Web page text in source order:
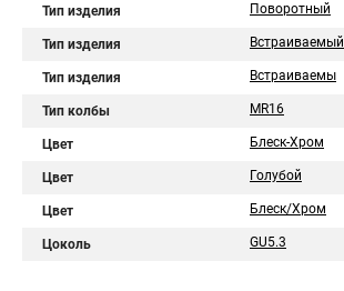
Тип изделия Поворотный
Тип изделия Встраиваемый
Тип изделия Встраиваемы
Тип колбы MR16
Цвет Блеск-Хром
Цвет Голубой
Цвет Блеск/Хром
Цоколь GU5.3